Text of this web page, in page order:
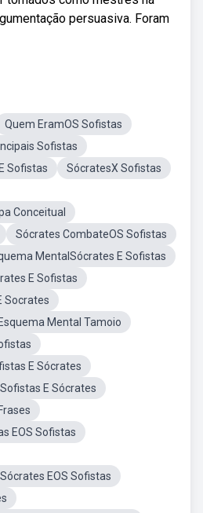
persuasiva. Foram
Quem EramOS Sofistas
Sofistas
Sofistas
SócratesX Sofistas
Conceitual
Sócrates CombateOS Sofistas
MentalSócrates E Sofistas
E Sofistas
Socrates
Mental Tamoio
E Sócrates
E Sócrates
EOS Sofistas
EOS Sofistas